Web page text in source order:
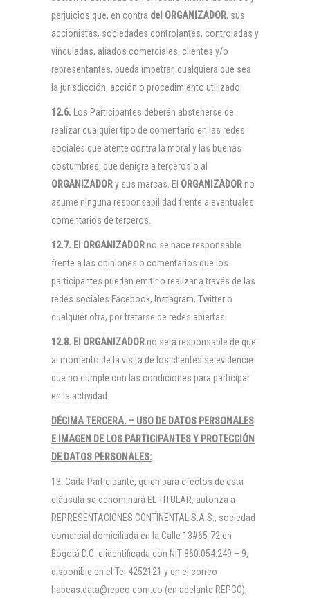
perjuicios que, en contra del ORGANIZADOR, sus
accionistas, sociedades controlantes, controladas y
vinculadas, aliados comerciales, clientes y/o
representantes, pueda impetrar, cualquiera que sea
la jurisdicción, acción o procedimiento utilizado.
12.6.
Los Participantes deberán abstenerse de
realizar cualquier tipo de comentario en las redes
sociales que atente contra la moral y las buenas
costumbres, que denigre a terceros o al
ORGANIZADORy sus marcas. El ORGANIZADOR no
asume ninguna responsabilidad frente a eventuales
comentarios de terceros.
12.7. El ORGANIZADOR no se hace responsable
frente a las opiniones o comentarios que los
participantes puedan emitir o realizar a través de las
redes sociales Facebook, Instagram, Twitter o
cualquier otra, por tratarse de redes abiertas.
12.8. El ORGANIZADOR no será responsable de que
al momento de la visita de los clientes se evidencie
que no cumple con las condiciones para participar
en la actividad.
DÉCIMA TERCERA. – USO DE DATOS PERSONALES
E IMAGEN DE LOS PARTICIPANTES Y PROTECCIÓN
DE DATOS PERSONALES:
13. Cada Participante, quien para efectos de esta
cláusula se denominará EL TITULAR, autoriza a
REPRESENTACIONES CONTINENTAL S.A.S., sociedad
comercial domiciliada en la Calle 13#65-72 en
Bogotá D.C. e identificada con NIT 860.054.249 – 9,
disponible en el Tel 4252121 y en el correo
habeas.data@repco.com.co (en adelante REPCO),